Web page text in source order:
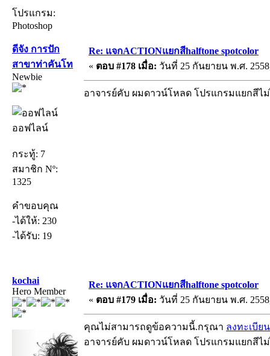
โปรแกรม:
Photoshop
ดีจัง การปัก
สาขาท่าคันโท
Newbie
ออฟไลน์
กระทู้: 7
สมาชิก Nº:
1325
คำขอบคุณ
-ได้ให้: 230
-ได้รับ: 19
Re: แจกACTIONแยกสีhalftone spotcolor
« ตอบ #178 เมื่อ: วันที่ 25 กันยายน พ.ศ.
อาจารย์คับ ผมดาวน์โหลด โปรแกรมแยกสีไ
kochai
Hero Member
Re: แจกACTIONแยกสีhalftone spotcolor
« ตอบ #179 เมื่อ: วันที่ 25 กันยายน พ.ศ.
คุณไม่สามารถดูข้อความนี้.กรุณา ลงทะเบียน
อาจารย์คับ ผมดาวน์โหลด โปรแกรมแยกสีไ